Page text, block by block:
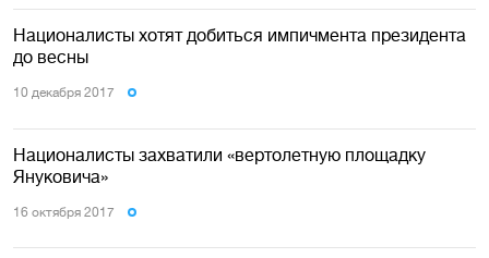
Националисты хотят добиться импичмента президента
до весны
10 декабря 2017
Националисты захватили «вертолетную площадку
Януковича»
16 октября 2017